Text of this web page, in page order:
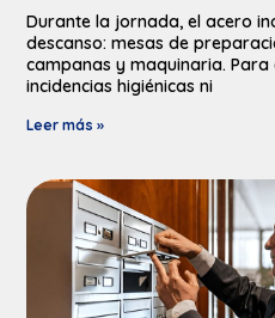
Durante la jornada, el acero
descanso: mesas de
campanas y maquinaria.
incidencias higiénicas ni
Leer más »